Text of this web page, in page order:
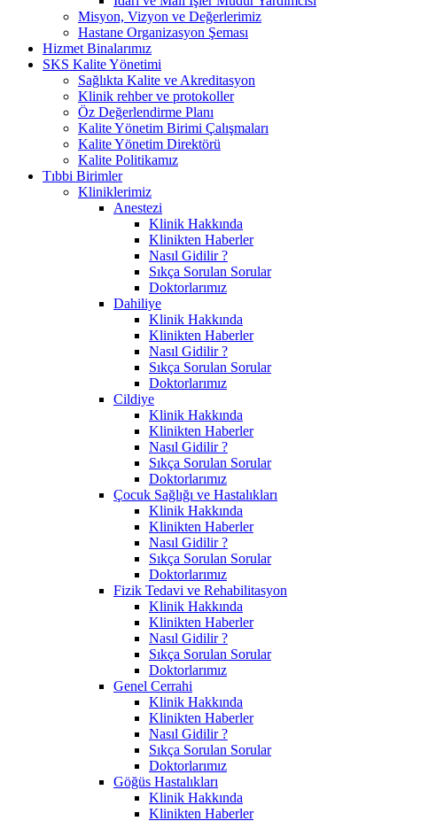
Misyon, Vizyon ve Değerlerimiz
Hastane Organizasyon Şeması
Hizmet Binalarımız
SKS Kalite Yönetimi
Sağlıkta Kalite ve Akreditasyon
Klinik rehber ve protokoller
Öz Değerlendirme Planı
Kalite Yönetim Birimi Çalışmaları
Kalite Yönetim Direktörü
Kalite Politikamız
Tıbbi Birimler
Kliniklerimiz
Anestezi
Klinik Hakkında
Klinikten Haberler
Nasıl Gidilir ?
Sıkça Sorulan Sorular
Doktorlarımız
Dahiliye
Klinik Hakkında
Klinikten Haberler
Nasıl Gidilir ?
Sıkça Sorulan Sorular
Doktorlarımız
Cildiye
Klinik Hakkında
Klinikten Haberler
Nasıl Gidilir ?
Sıkça Sorulan Sorular
Doktorlarımız
Çocuk Sağlığı ve Hastalıkları
Klinik Hakkında
Klinikten Haberler
Nasıl Gidilir ?
Sıkça Sorulan Sorular
Doktorlarımız
Fizik Tedavi ve Rehabilitasyon
Klinik Hakkında
Klinikten Haberler
Nasıl Gidilir ?
Sıkça Sorulan Sorular
Doktorlarımız
Genel Cerrahi
Klinik Hakkında
Klinikten Haberler
Nasıl Gidilir ?
Sıkça Sorulan Sorular
Doktorlarımız
Göğüs Hastalıkları
Klinik Hakkında
Klinikten Haberler